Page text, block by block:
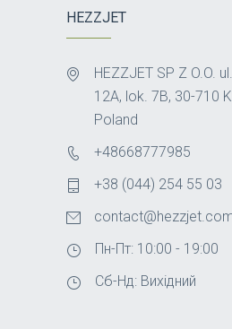
HEZZJET
HEZZJET SP Z O.O.
12A, lok. 7B, 30-710
Poland
+48668777985
+38 (044) 254 55 03
Пн-Пт: 10:00 - 19:00
Сб-Нд: Вихідний